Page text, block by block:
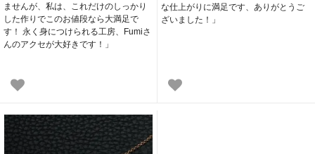
ませんが、私は、これだけのしっかり
した作りでこのお値段なら大満足で
す！ 永く身につけられる工房、Fumiさ
んのアクセが大好きです！」
な仕上がりに満足です、ありがとうご
ざいました！」